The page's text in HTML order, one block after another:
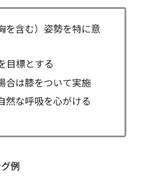
を含む）姿勢を特に意
目標とする
合は膝をついて実施
然な呼吸を心がける
例